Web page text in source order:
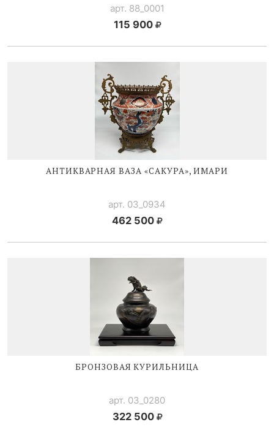
арт. 88_0001
115 900
АНТИКВАРНАЯ ВАЗА «САКУРА», ИМАРИ
арт. 03_0934
462 500
БРОНЗОВАЯ КУРИЛЬНИЦА
арт. 03_0280
322 500